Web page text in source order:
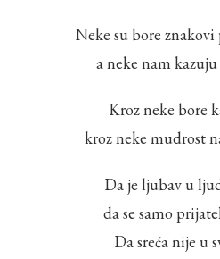
Neke su bore
a neke nam
Kroz neke bore
kroz neke mudrost
Da je ljubav u
da se samo
Da sreća nije u